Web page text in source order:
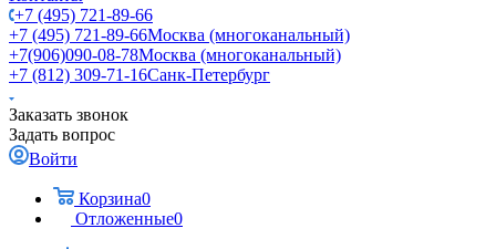
+7 (495) 721-89-66
+7 (495) 721-89-66Москва (многоканальный)
+7(906)090-08-78Москва (многоканальный)
+7 (812) 309-71-16Санк-Петербург
Заказать звонок
Задать вопрос
Войти
Корзина0
Отложенные0